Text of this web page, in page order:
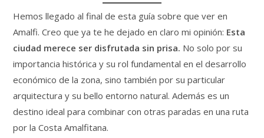
Hemos llegado al final de esta guía sobre que ver en
Amalfi. Creo que ya te he dejado en claro mi opinión: Esta
ciudad merece ser disfrutada sin prisa. No solo por su
importancia histórica y su rol fundamental en el desarrollo
económico de la zona, sino también por su particular
arquitectura y su bello entorno natural. Además es un
destino ideal para combinar con otras paradas en una ruta
por la Costa Amalfitana.